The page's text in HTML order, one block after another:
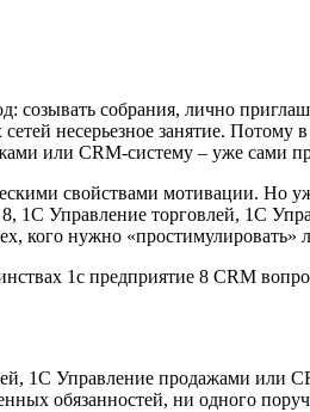
собрания, лично
несерьезное занятие. Потому
или CRM-систему – уже сами
свойствами мотивации. Но
1С Управление торговлей, 1С
кого нужно «простимулировать»
1с предприятие 8 CRM
1С Управление продажами или
обязанностей, ни одного